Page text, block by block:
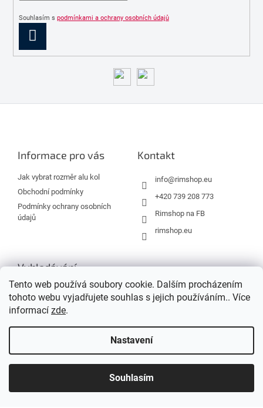
Tento web používá soubory cookie. Dalším procházením
tohoto webu vyjadřujete souhlas s jejich používáním.. Více
informací zde.
Nastavení
Souhlasím
Souhlasím s podmínkami a ochrany osobních údajů
SE
Informace pro vás
Jak vybrat rozměr alu kol
Obchodní podmínky
Podmínky ochrany osobních
údajů
Kontakt
info@rimshop.eu
+420 739 208 773
Rimshop na FB
rimshop.eu
Vyhledávání
HLEDAT
Vytvořil Shoptet